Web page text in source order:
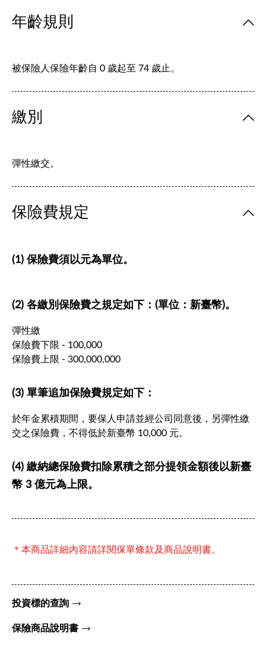
年齡規則
被保險人保險年齡自 0 歲起至 74 歲止。
繳別
彈性繳交。
保險費規定
(1) 保險費須以元為單位。
(2) 各繳別保險費之規定如下：(單位：新臺幣)。
彈性繳
保險費下限 - 100,000
保險費上限 - 300,000,000
(3) 單筆追加保險費規定如下：
於年金累積期間，要保人申請並經公司同意後，另彈性繳
交之保險費，不得低於新臺幣 10,000 元。
(4) 繳納總保險費扣除累積之部分提領金額後以新臺
幣 3 億元為上限。
＊本商品詳細內容請詳閱保單條款及商品說明書。
投資標的查詢
保險商品說明書